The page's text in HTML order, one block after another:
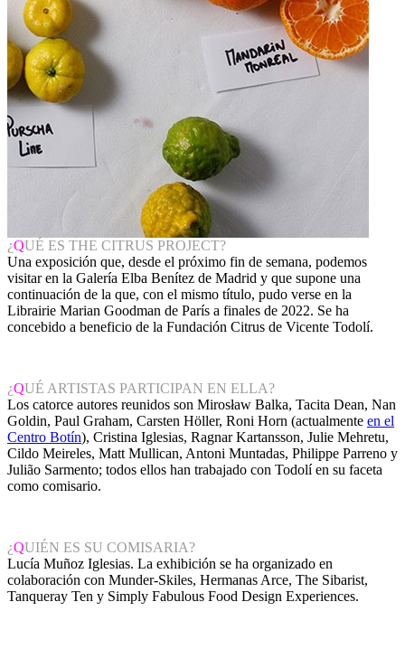
¿QUÉ ES THE CITRUS PROJECT?
Una exposición que, desde el próximo fin de semana, podemos
visitar en la Galería Elba Benítez de Madrid y que supone una
continuación de la que, con el mismo título, pudo verse en la
Librairie Marian Goodman de París a finales de 2022. Se ha
concebido a beneficio de la Fundación Citrus de Vicente Todolí.
¿QUÉ ARTISTAS PARTICIPAN EN ELLA?
Los catorce autores reunidos son Mirosław Balka, Tacita Dean, Nan
Goldin, Paul Graham, Carsten Höller, Roni Horn (actualmente en el
Centro Botín), Cristina Iglesias, Ragnar Kartansson, Julie Mehretu,
Cildo Meireles, Matt Mullican, Antoni Muntadas, Philippe Parreno y
Julião Sarmento; todos ellos han trabajado con Todolí en su faceta
como comisario.
¿QUIÉN ES SU COMISARIA?
Lucía Muñoz Iglesias. La exhibición se ha organizado en
colaboración con Munder-Skiles, Hermanas Arce, The Sibarist,
Tanqueray Ten y Simply Fabulous Food Design Experiences.